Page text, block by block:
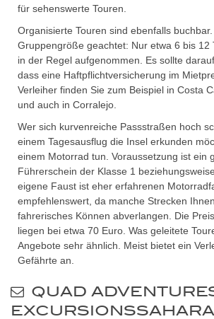
für sehenswerte Touren.
Organisierte Touren sind ebenfalls
Gruppengröße geachtet: Nur etwa 6 bis 12
in der Regel aufgenommen. Es sollte
dass eine Haftpflichtversicherung im
Verleiher finden Sie zum Beispiel in Costa
und auch in Corralejo.
Wer sich kurvenreiche Passstraßen hoch
einem Tagesausflug die Insel erkunden
einem Motorrad tun. Voraussetzung ist ein
Führerschein der Klasse 1
eigene Faust ist eher erfahrenen
empfehlenswert, da manche Strecken
fahrerisches Können abverlangen. Die
liegen bei etwa 70 Euro. Was geleitete
Angebote sehr ähnlich. Meist bietet ein
Gefährte an.
QUAD